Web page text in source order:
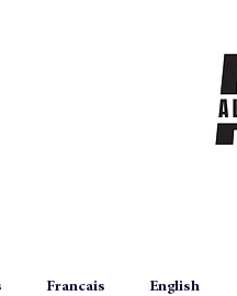
Francais English